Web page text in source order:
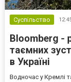
Суспільство
Bloomberg -
таємних
в Україні
Водночас у Кремлі